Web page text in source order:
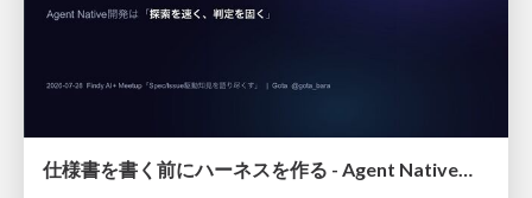
仕様書を書く前にハーネスを作る - Agent Native開発は「探索を速く、判定を固く」